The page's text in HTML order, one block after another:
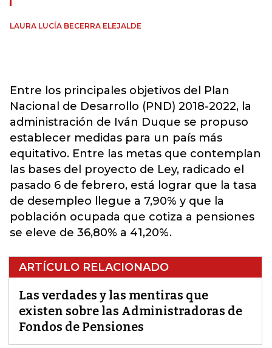
LAURA LUCÍA BECERRA ELEJALDE
Entre los principales objetivos del Plan
Nacional de Desarrollo (PND) 2018-2022, la
administración de Iván Duque se propuso
establecer medidas para un país más
equitativo. Entre las metas que contemplan
las bases del proyecto de Ley, radicado el
pasado 6 de febrero, está lograr que la tasa
de desempleo llegue a 7,90% y que la
población ocupada que cotiza a pensiones
se eleve de 36,80% a 41,20%.
ARTÍCULO RELACIONADO
Las verdades y las mentiras que
existen sobre las Administradoras de
Fondos de Pensiones